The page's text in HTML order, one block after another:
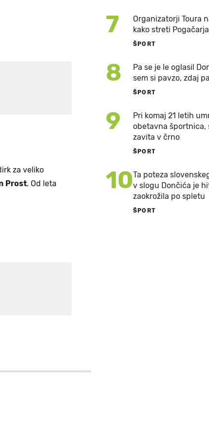
za veliko
Prost. Od leta
7
Organizatorji Toura
kako streti
ŠPORT
8
Pa se je le oglasil
sem si pavzo, zdaj
ŠPORT
9
Pri komaj 21 letih
obetavna športnica,
zavita v črno
ŠPORT
10Ta poteza
v slogu Dončića je
zaokrožila po spletu
ŠPORT